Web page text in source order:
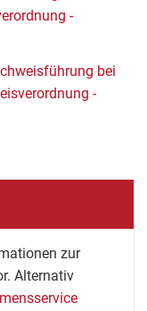
-
bei
-
zur
Alternativ